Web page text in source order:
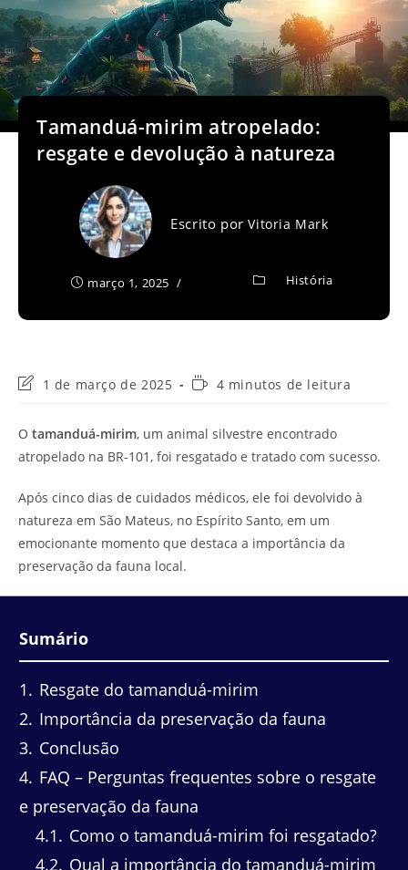
Tamanduá-mirim atropelado:
resgate e devolução à natureza
Escrito porVitoria Mark
março 1, 2025 História
Última
post:
1 de março de 2025
Tempo4 minutos de leitura
O tamanduá-mirim, um animal silvestre encontrado
atropelado na BR-101, foi resgatado e tratado com sucesso.
Após cinco dias de cuidados médicos, ele foi devolvido à
natureza em São Mateus, no Espírito Santo, em um
emocionante momento que destaca a importância da
preservação da fauna local.
Sumário
1
Resgate do tamanduá-mirim
2 Importância da preservação da fauna
3 Conclusão
4 FAQ – Perguntas frequentes sobre o resgate
e preservação da fauna
4.1
Como o tamanduá-mirim foi resgatado?
4.2 Qual a importância do tamanduá-mirim